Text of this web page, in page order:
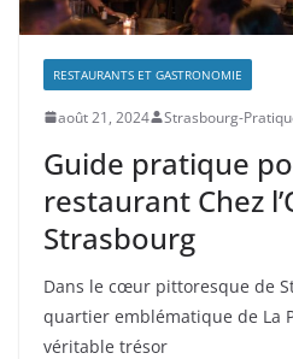
RESTAURANTS ET GASTRONOMIE
août 21, 2024 Strasbourg-
Guide pratique
restaurant Chez
Strasbourg
Dans le cœur pittoresque de
quartier emblématique de La
véritable trésor